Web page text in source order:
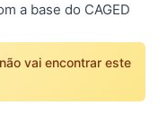
a base do CAGED
vai encontrar este